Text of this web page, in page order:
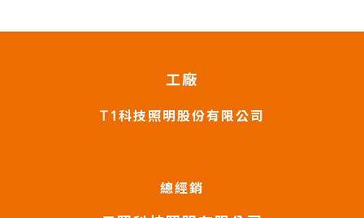
工廠
T1科技照明股份有限公司
總經銷